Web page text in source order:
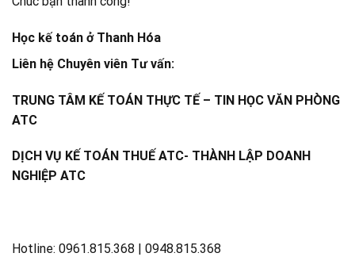
Học kế toán ở Thanh Hóa
Liên hệ Chuyên viên Tư vấn:
TRUNG TÂM KẾ TOÁN THỰC TẾ – TIN HỌC VĂN PHÒNG
ATC
DỊCH VỤ KẾ TOÁN THUẾ ATC- THÀNH LẬP DOANH
NGHIỆP ATC
Hotline: 0961.815.368 | 0948.815.368